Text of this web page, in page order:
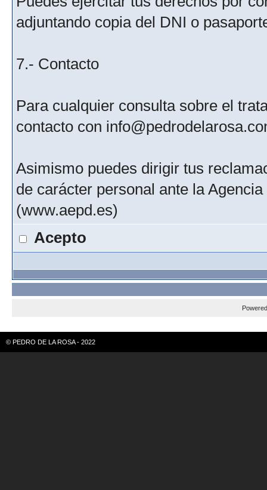
adjuntando copia del DNI o
7.- Contacto
Para cualquier consulta sobre el
contacto con
Asimismo puedes dirigir tus
de carácter personal ante la
(www.aepd.es)
Acepto
© PEDRO DE LA ROSA - 2022